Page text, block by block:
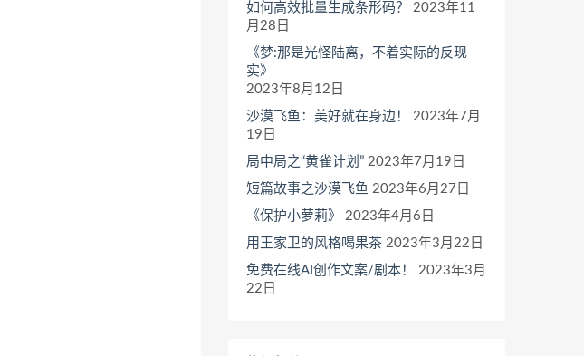
如何高效批量生成条形码？
2023年11
月28日
《梦:那是光怪陆离，不着实际的反现
实》
2023年8月12日
沙漠飞鱼：美好就在身边！
2023年7月
19日
局中局之“黄雀计划” 2023年7月19日
短篇故事之沙漠飞鱼 2023年6月27日
《保护小萝莉》
2023年4月6日
用王家卫的风格喝果茶 2023年3月22日
免费在线AI创作文案/剧本！
2023年3月
22日